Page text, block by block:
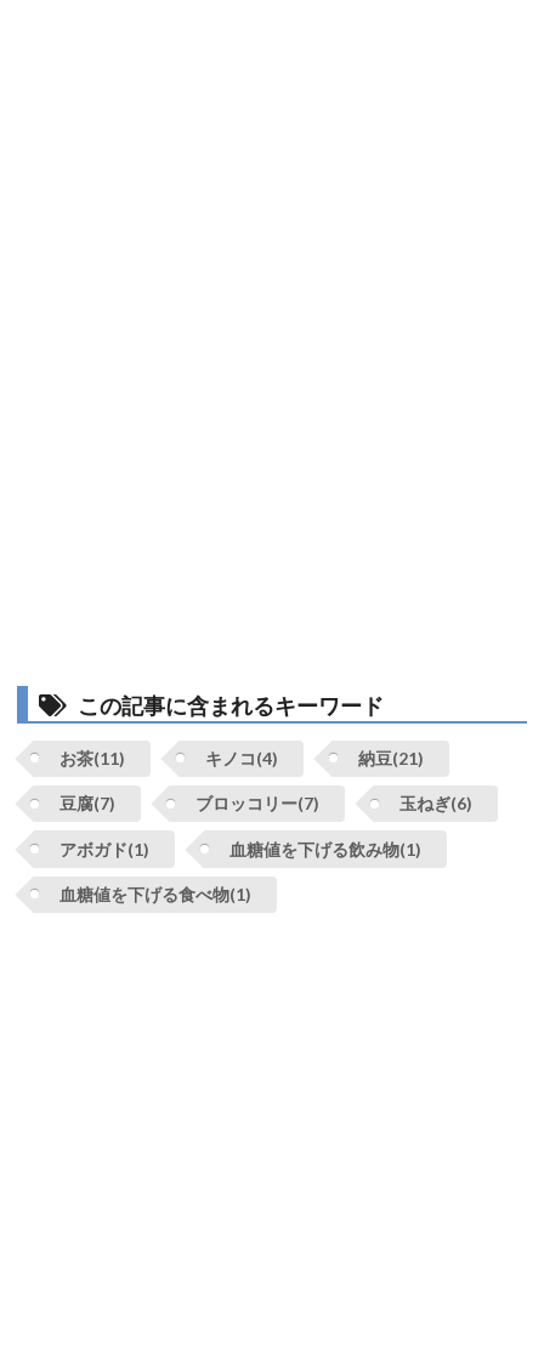
この記事に含まれるキーワード
お茶(11) キノコ(4) 納豆(21)
豆腐(7) ブロッコリー(7) 玉ねぎ(6)
アボガド(1) 血糖値を下げる飲み物(1)
血糖値を下げる食べ物(1)